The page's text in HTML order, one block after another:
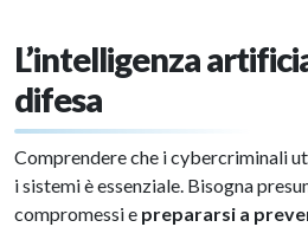
L’intelligenza
difesa
Comprendere che i cybercriminali
i sistemi è essenziale. Bisogna
compromessi e prepararsi a